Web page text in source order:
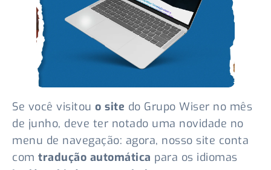
Se você visitou o site do Grupo Wiser no mês
de junho, deve ter notado uma novidade no
menu de navegação: agora, nosso site conta
com tradução automática para os idiomas